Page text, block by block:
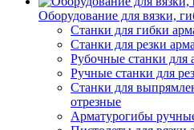
Оборудование для вязки,
Станки для гибки
Станки для резки
Рубочные станки для
Ручные станки для
Станки для
отрезные
Арматурогибы